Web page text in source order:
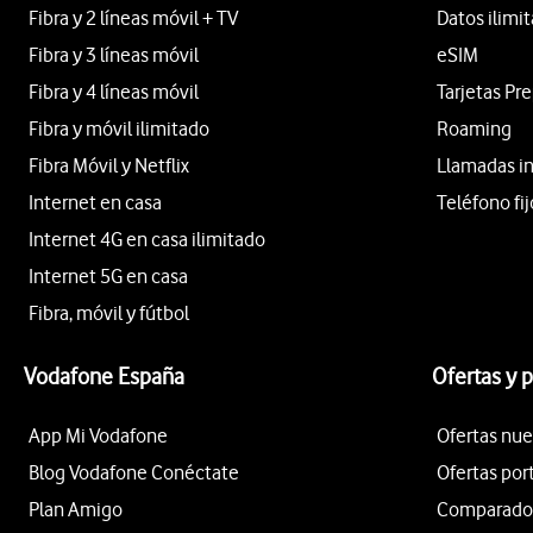
Fibra y 2 líneas móvil + TV
Fibra y 3 líneas móvil
Fibra y 4 líneas móvil
Fibra y móvil ilimitado
Fibra Móvil y Netflix
Internet en casa
Internet 4G en casa ilimitado
Internet 5G en casa
Fibra, móvil y fútbol
Datos
eSIM
Tarjetas
Roaming
Llamadas
Teléfono
Vodafone España
App Mi Vodafone
Blog Vodafone Conéctate
Plan Amigo
Ofertas y
Ofertas
Ofertas